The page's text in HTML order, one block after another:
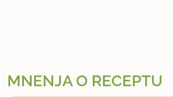
MNENJA O RECEPTU